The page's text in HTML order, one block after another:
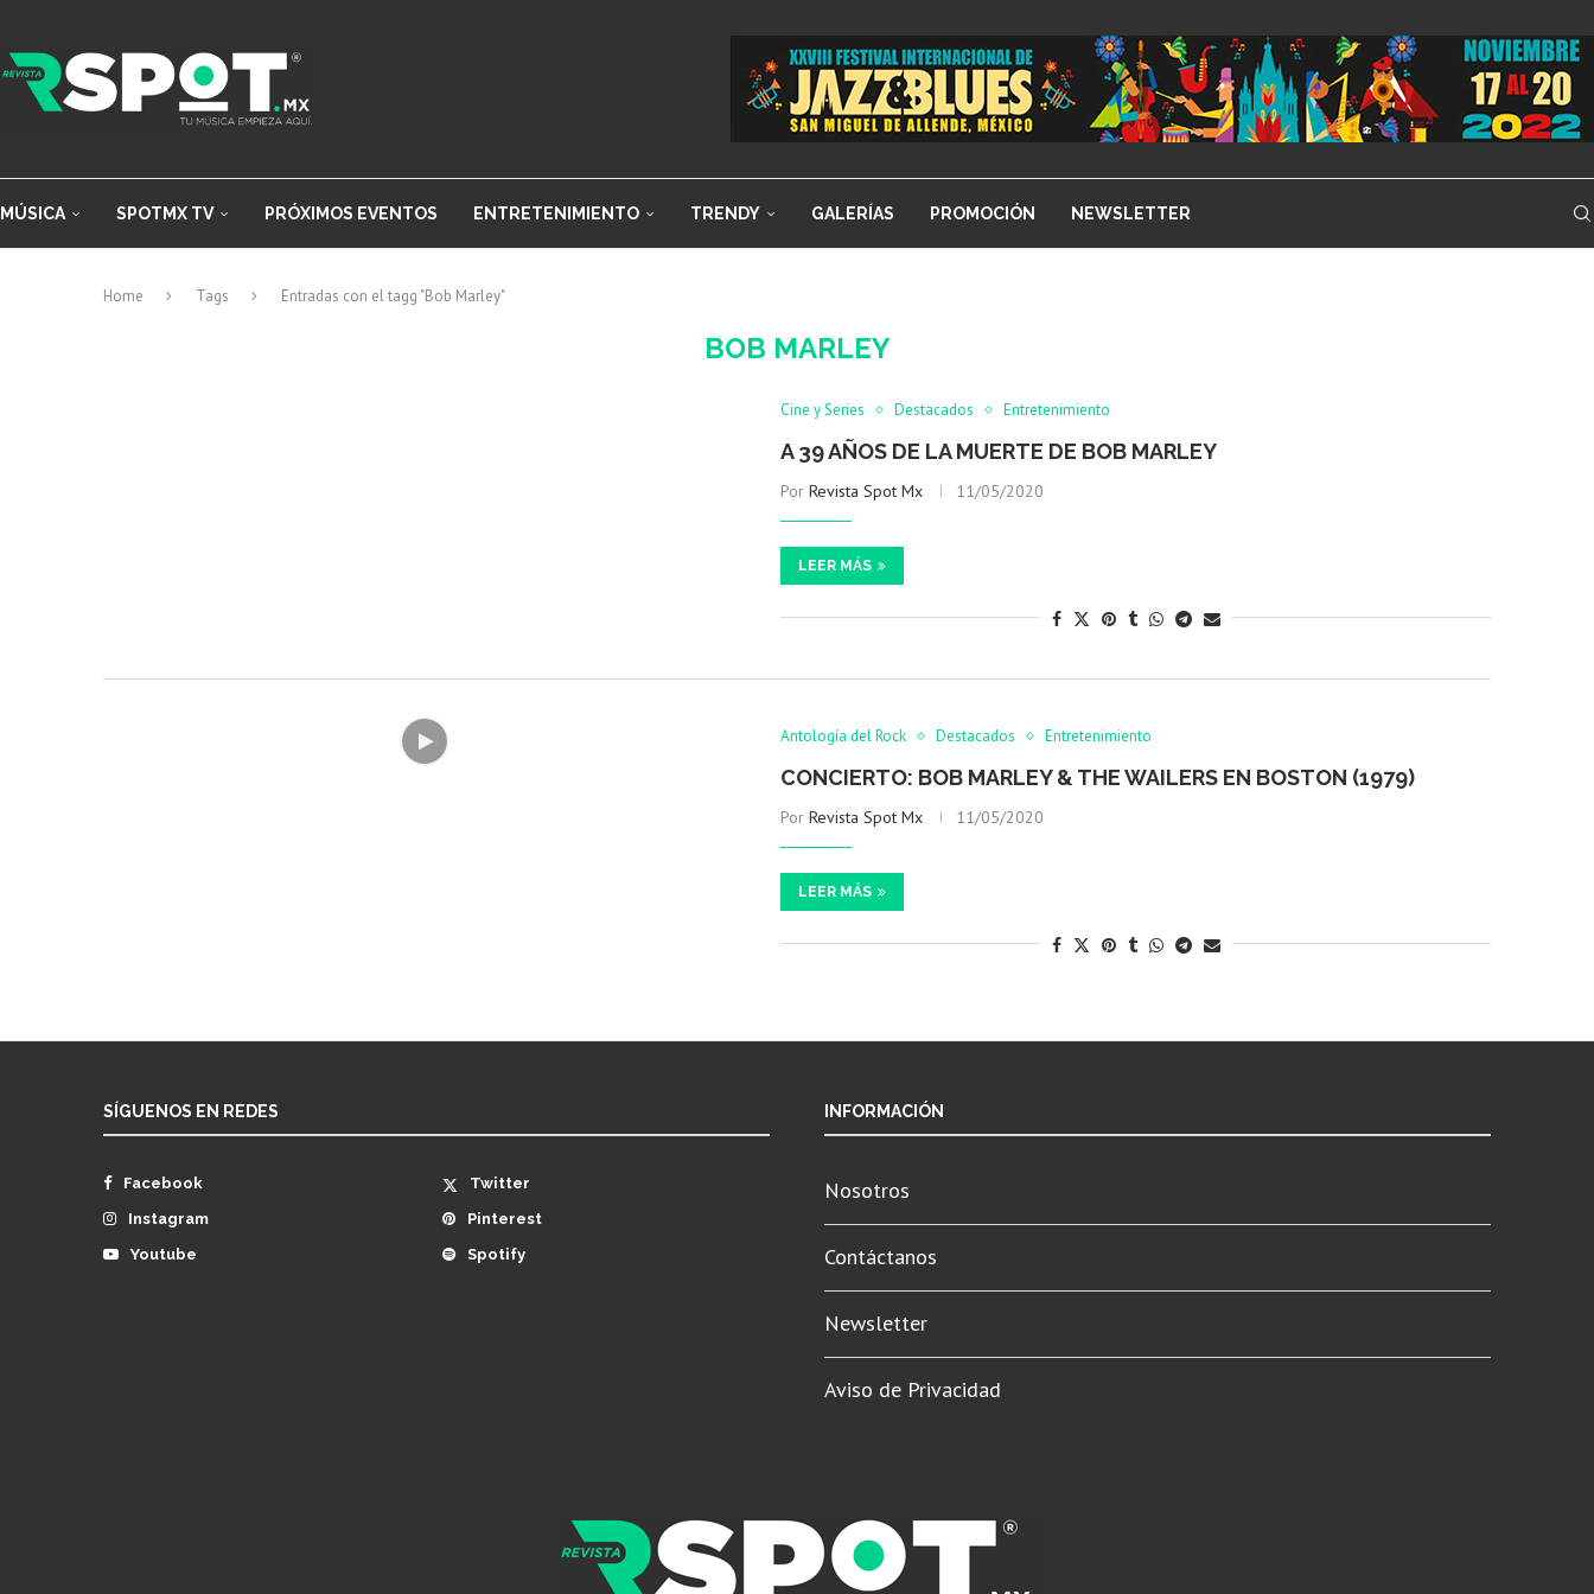
MÚSICA SPOTMX TV PRÓXIMOS EVENTOS ENTRETENIMIENTO TRENDY GALERÍAS PROMOCIÓN NEWSLETTER
Home Tags Entradas con el tagg "Bob Marley"
BOB MARLEY
Cine y Series Destacados Entretenimiento
A 39 AÑOS DE LA MUERTE DE BOB MARLEY
PorRevista Spot Mx 11/05/2020
LEER MÁS
Antología del Rock Destacados Entretenimiento
CONCIERTO: BOB MARLEY & THE WAILERS EN BOSTON (1979)
PorRevista Spot Mx 11/05/2020
LEER MÁS
SÍGUENOS EN REDES
Facebook
Twitter
Instagram
Pinterest
Youtube
Spotify
INFORMACIÓN
Nosotros
Contáctanos
Newsletter
Aviso de Privacidad